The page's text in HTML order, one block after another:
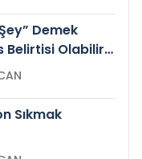
Demek
Belirtisi Olabilir
Sıkmak